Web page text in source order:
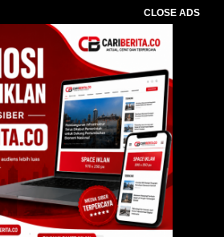
CLOSE ADS